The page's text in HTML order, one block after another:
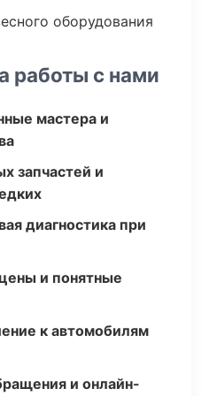
оборудования
работы с нами
мастера и
запчастей и
диагностика при
и понятные
к автомобилям
и онлайн-